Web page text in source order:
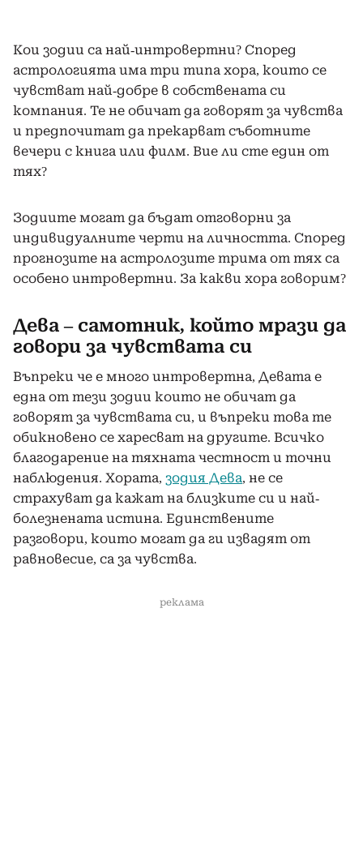
Кои зодии са най-интровертни? Според
астрологията има три типа хора, които се
чувстват най-добре в собствената си
компания. Те не обичат да говорят за чувства
и предпочитат да прекарват съботните
вечери с книга или филм. Вие ли сте един от
тях?
Зодиите могат да бъдат отговорни за
индивидуалните черти на личността. Според
прогнозите на астролозите трима от тях са
особено интровертни. За какви хора говорим?
Дева – самотник, който мрази да
говори за чувствата си
Въпреки че е много интровертна, Девата е
една от тези зодии които не обичат да
говорят за чувствата си, и въпреки това те
обикновено се харесват на другите. Всичко
благодарение на тяхната честност и точни
наблюдения. Хората, зодия Дева, не се
страхуват да кажат на близките си и най-
болезнената истина. Единствените
разговори, които могат да ги извадят от
равновесие, са за чувства.
реклама